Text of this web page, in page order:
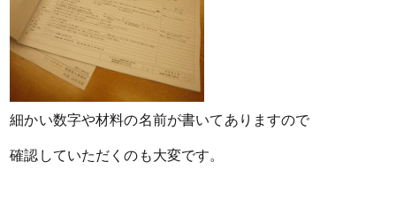
細かい数字や材料の名前が書いてありますので
確認していただくのも大変です。